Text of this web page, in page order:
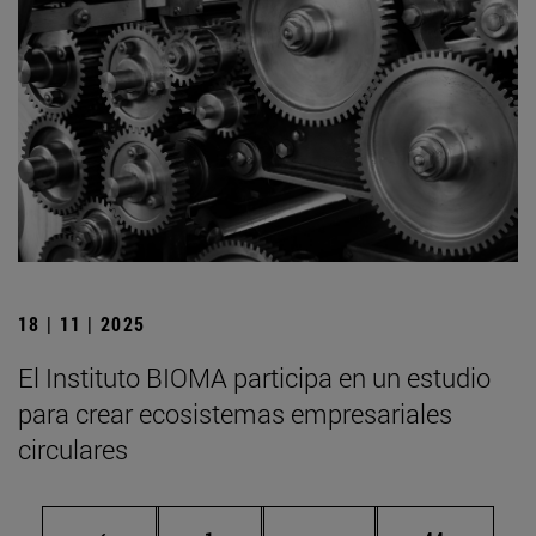
18 | 11 | 2025
El Instituto BIOMA participa en un estudio
para crear ecosistemas empresariales
circulares